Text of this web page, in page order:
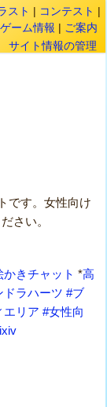
スト | コンテスト |
ーム情報 | ご案内
サイト情報の管理
です。女性向け
さい。
かきチャット *高
ドラハーツ #ブ
エリア #女性向